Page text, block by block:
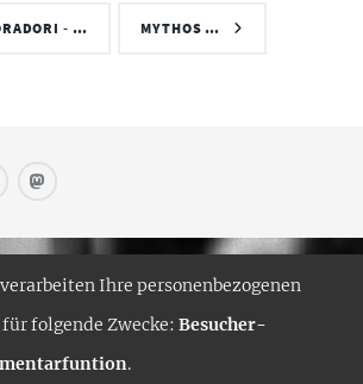
- … MYTHOS …
© SAUFWEIN
HUGO PORT:CURTTIMSON
Ihre personenbezogenen
folgende Zwecke: Besucher-
.